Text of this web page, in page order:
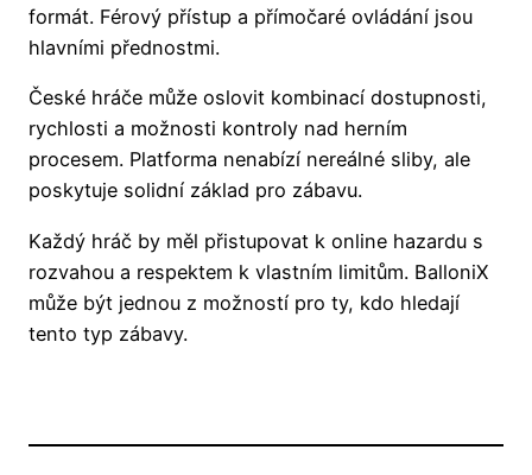
formát. Férový přístup a přímočaré ovládání jsou
hlavními přednostmi.
České hráče může oslovit kombinací dostupnosti,
rychlosti a možnosti kontroly nad herním
procesem. Platforma nenabízí nereálné sliby, ale
poskytuje solidní základ pro zábavu.
Každý hráč by měl přistupovat k online hazardu s
rozvahou a respektem k vlastním limitům. BalloniX
může být jednou z možností pro ty, kdo hledají
tento typ zábavy.